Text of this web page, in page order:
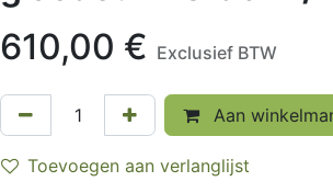
610,00 € Exclusief BTW
Aan
Toevoegen aan verlanglijst